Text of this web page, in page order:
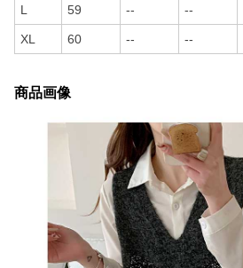
L 59 -- --
XL 60 -- --
商品画像